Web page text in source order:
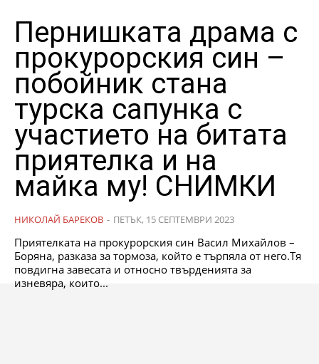
Пернишката драма с
прокурорския син –
побойник стана
турска сапунка с
участието на битата
приятелка и на
майка му! СНИМКИ
НИКОЛАЙ БАРЕКОВ - ПЕТЪК, 15 СЕПТЕМВРИ 2023
Приятелката на прокурорския син Васил Михайлов –
Боряна, разказа за тормоза, който е търпяла от него.Тя
повдигна завесата и относно твърденията за
изневяра, които...